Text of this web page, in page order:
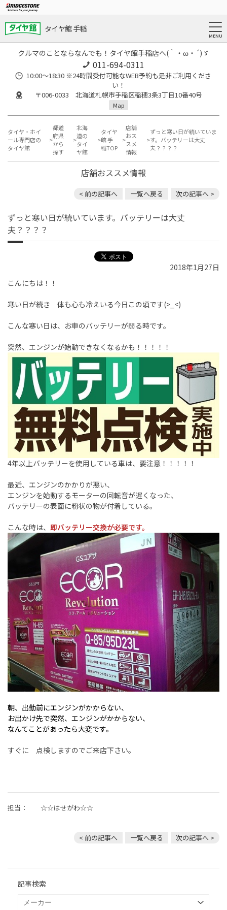
タイヤ館 手稲
クルマのことならなんでも！タイヤ館手稲店へ(｀・ω・´)ゞ
011-694-0311
10:00～18:30 ※24時間受付可能なWEB予約も是非ご利用くださ
い！
〒006-0033 北海道札幌市手稲区稲穂3条3丁目10番40号
Map
タイヤ・ホイ
ール専門店の
タイヤ館
都道
府県
から
探す
北海
道の
タイ
ヤ館
タイヤ
館 手
稲TOP
店舗
おス
スメ
情報
ずっと寒い日が続いていま
す。バッテリーは大丈
夫？？？？
店舗おススメ情報
< 前の記事へ 一覧へ戻る 次の記事へ >
ずっと寒い日が続いています。バッテリーは大丈
夫？？？？
2018年1月27日
こんにちは！！
寒い日が続き 体も心も冷えいる今日この頃です(>_<)
こんな寒い日は、お車のバッテリーが弱る時です。
突然、エンジンが始動できなくなるかも！！！！！
4年以上バッテリーを使用している車は、要注意！！！！！
最近、エンジンのかかりが悪い、
エンジンを始動するモーターの回転音が遅くなった、
バッテリーの表面に粉状の物が付着している。
こんな時は、 即バッテリー交換が必要です。
朝、出勤前にエンジンがかからない、
お出かけ先で突然、エンジンがかからない、
なんてことがあったら大変です。
すぐに 点検しますのでご来店下さい。
担当： ☆☆はせがわ☆☆
< 前の記事へ 一覧へ戻る 次の記事へ >
記事検索